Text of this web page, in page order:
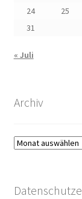
24
25
31
« Juli
Archiv
Archiv